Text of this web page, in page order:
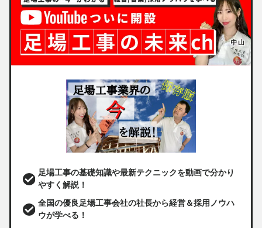
足場工事の基礎知識や最新テクニックを動画で分かり
やすく解説！
全国の優良足場工事会社の社長から経営＆採用ノウハ
ウが学べる！